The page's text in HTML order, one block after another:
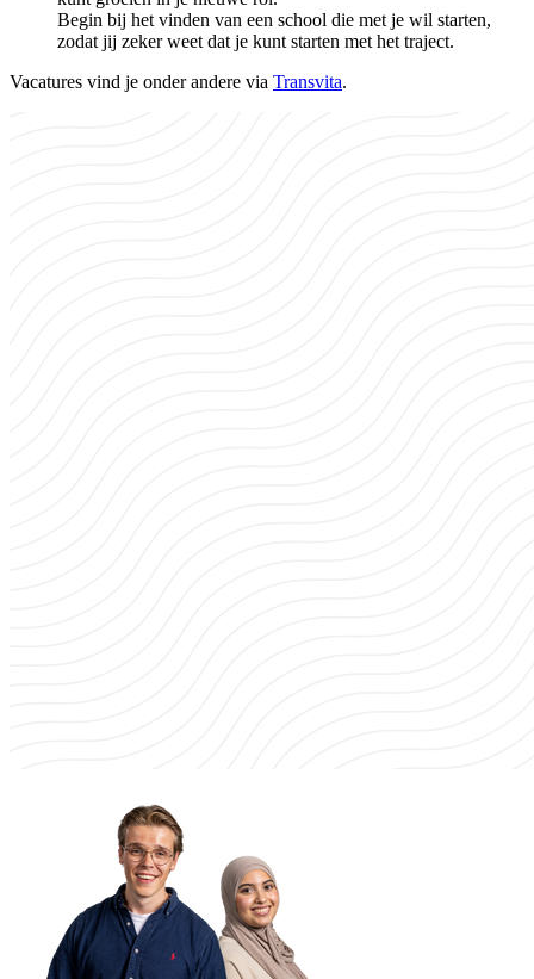
Begin bij het vinden van een school die met je wil starten,
zodat jij zeker weet dat je kunt starten met het traject.
Vacatures vind je onder andere via Transvita.